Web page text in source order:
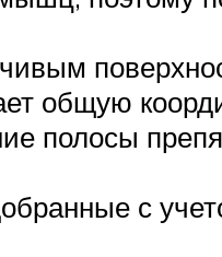
общую
полосы
с